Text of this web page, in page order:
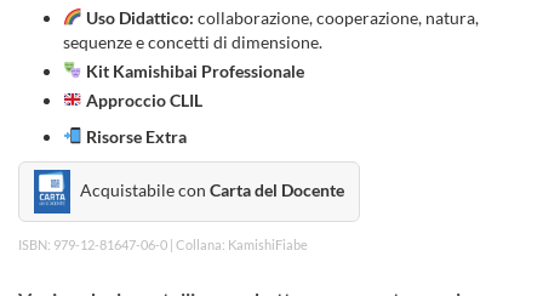
Uso Didattico: collaborazione, cooperazione, natura,
sequenze e concetti di dimensione.
Kit Kamishibai Professionale
Approccio CLIL
Risorse Extra
Acquistabile con Carta del Docente
ISBN: 979-12-81647-06-0 | Collana: KamishiFiabe